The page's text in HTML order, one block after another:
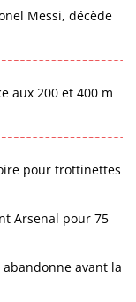
Messi, décède
aux 200 et 400 m
pour trottinettes
Arsenal pour 75
avant la